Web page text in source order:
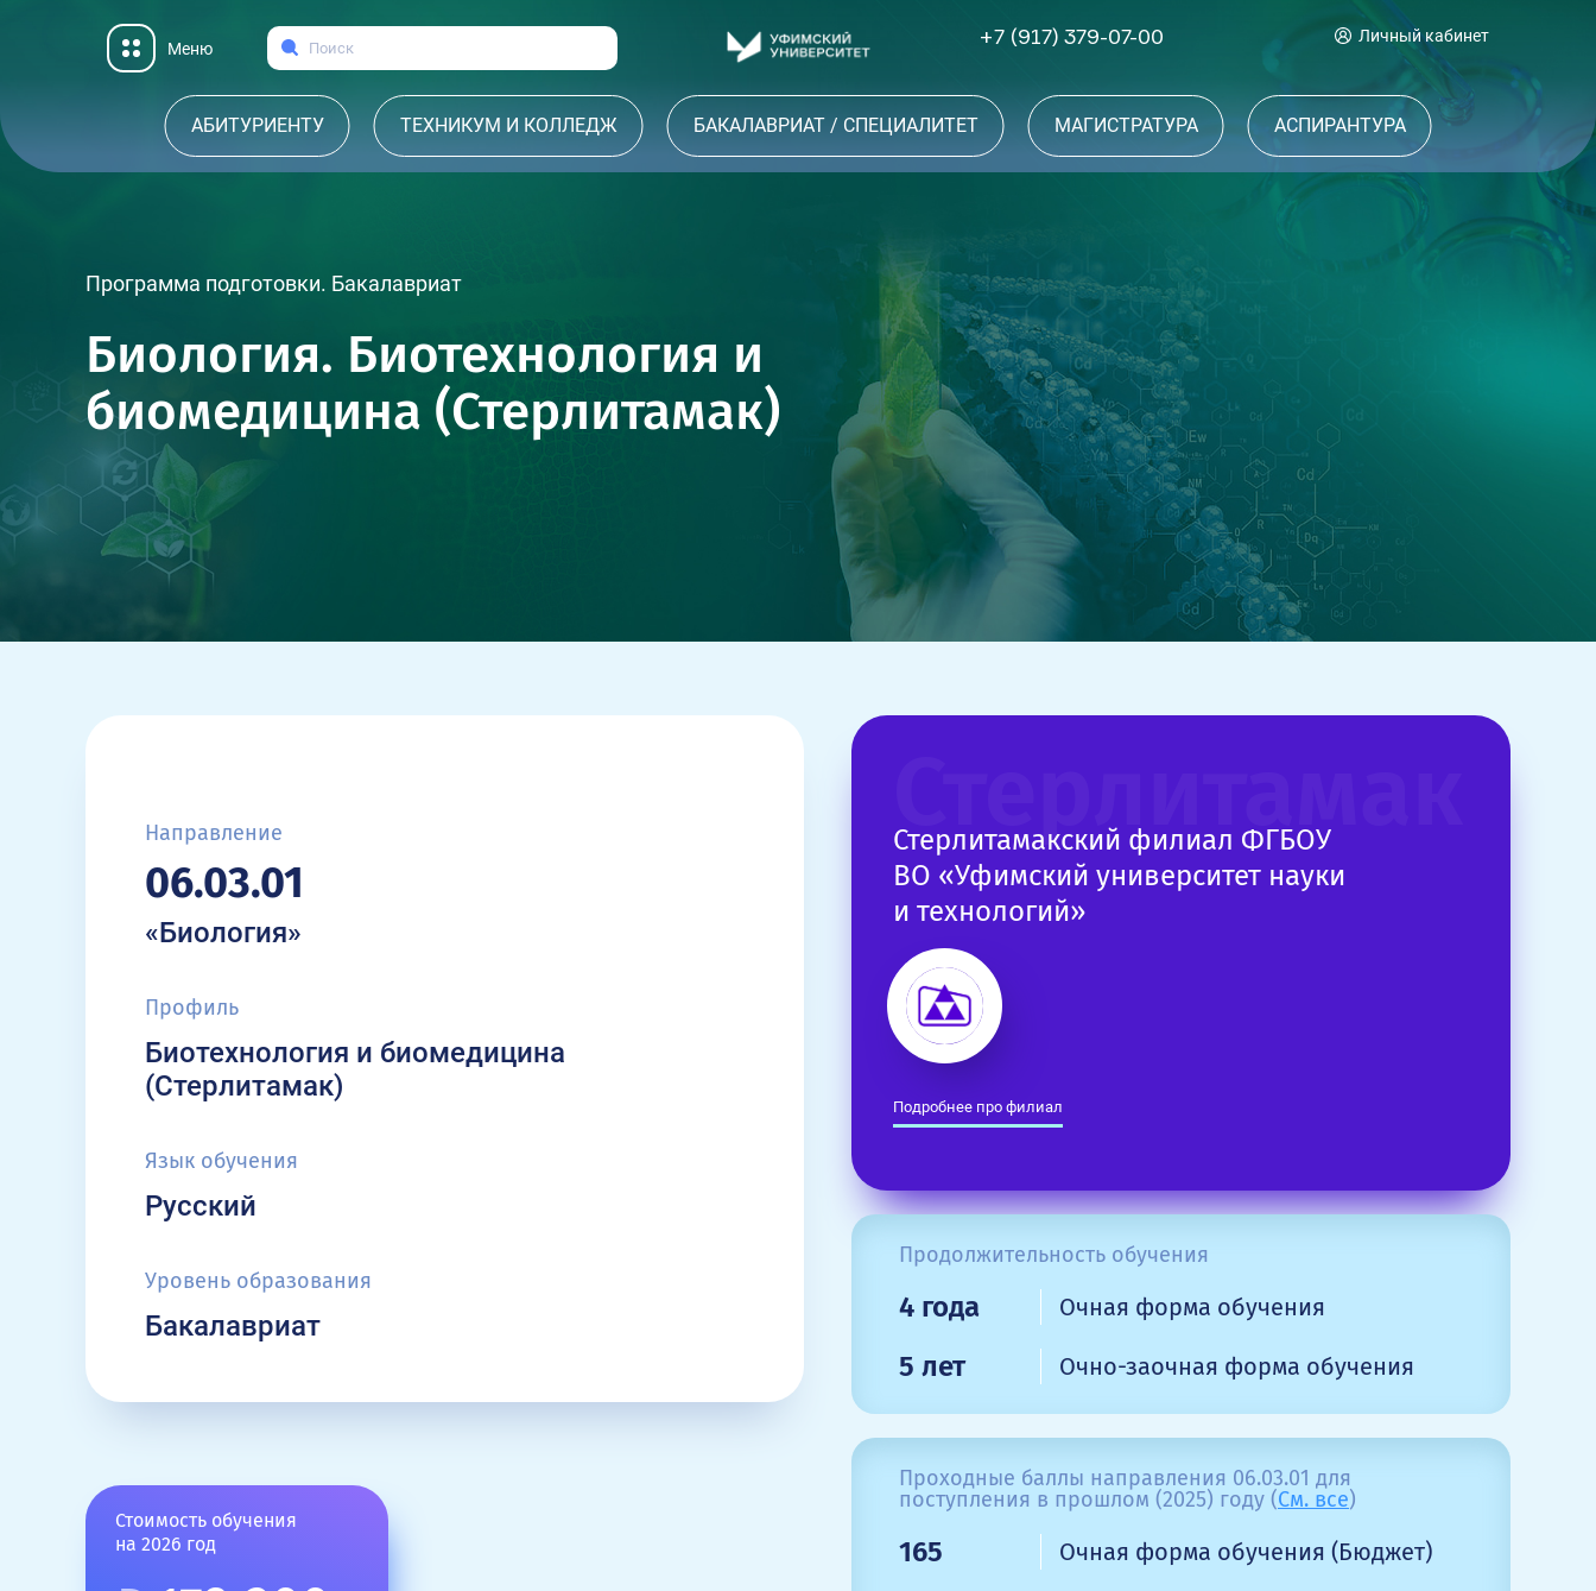
Меню +7 (917) 379-07-00 Личный кабинет
АБИТУРИЕНТУ ТЕХНИКУМ И КОЛЛЕДЖ БАКАЛАВРИАТ / СПЕЦИАЛИТЕТ МАГИСТРАТУРА АСПИРАНТУРА
Программа подготовки. Бакалавриат
Биология. Биотехнология и
биомедицина (Стерлитамак)
Направление
06.03.01
«Биология»
Профиль
Биотехнология и биомедицина
(Стерлитамак)
Язык обучения
Русский
Уровень образования
Бакалавриат
Стоимость обучения
на 2026 год
Стерлитамакский филиал ФГБОУ
ВО «Уфимский университет науки
и технологий»
Подробнее про филиал
Продолжительность обучения
4 года Очная форма обучения
5 лет Очно-заочная форма обучения
Проходные баллы направления 06.03.01 для
поступления в прошлом (2025) году (См. все)
165 Очная форма обучения (Бюджет)